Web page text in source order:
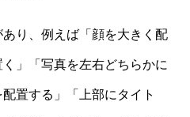
り、例えば「顔を大きく配
」「写真を左右どちらかに
置する」「上部にタイト